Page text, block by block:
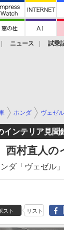
ニュース 試乗
ホンダ ヴェゼル
インテリア見聞
西村直人
ダ「ヴェゼル」
スト リスト